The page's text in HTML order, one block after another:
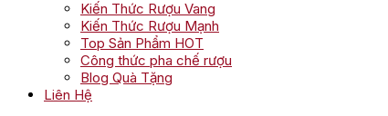
Kiến Thức Rượu Vang
Kiến Thức Rượu Mạnh
Top Sản Phẩm HOT
Công thức pha chế rượu
Blog Quà Tặng
Liên Hệ